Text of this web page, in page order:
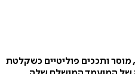
פוליטיים כשקלטת